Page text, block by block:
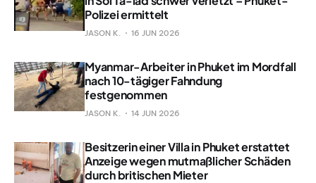
Polizei ermittelt
JASON K. 16 JUN 2026
Myanmar-Arbeiter in Phuket im Mordfall
nach 10-tägiger Fahndung
festgenommen
JASON K. 14 JUN 2026
Besitzerin einer Villa in Phuket erstattet
Anzeige wegen mutmaßlicher Schäden
durch britischen Mieter